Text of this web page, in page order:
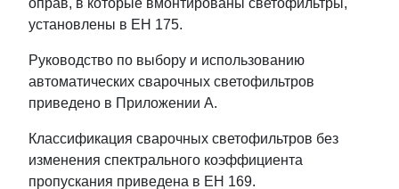
оправ, в которые вмонтированы светофильтры,
установлены в ЕН 175.
Руководство по выбору и использованию
автоматических сварочных светофильтров
приведено в Приложении A.
Классификация сварочных светофильтров без
изменения спектрального коэффициента
пропускания приведена в ЕН 169.